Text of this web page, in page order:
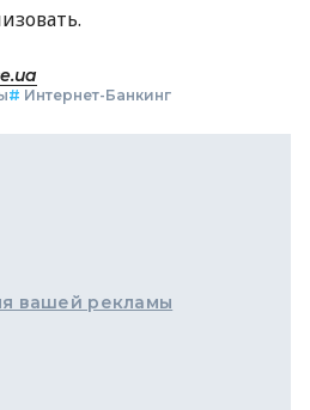
# Интернет-Банкинг
вашей рекламы